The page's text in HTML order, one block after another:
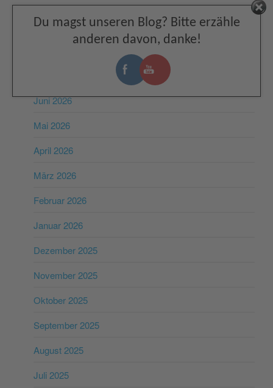
Juni 2026
Mai 2026
April 2026
März 2026
Februar 2026
Januar 2026
Dezember 2025
November 2025
Oktober 2025
September 2025
August 2025
Juli 2025
Du magst unseren Blog? Bitte erzähle
anderen davon, danke!
Facebook